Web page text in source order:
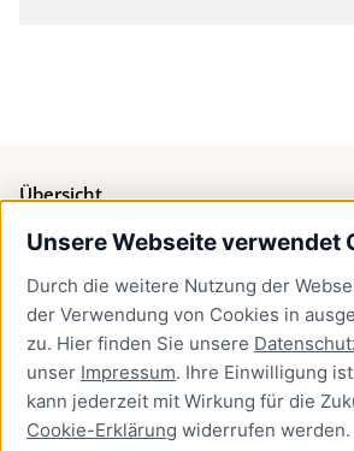
Unsere Webseite verwendet
Durch die weitere Nutzung der
der Verwendung von Cookies in
zu. Hier finden Sie unsere
unser Impressum. Ihre Einwilligung
kann jederzeit mit Wirkung für die
Cookie-Erklärung widerrufen werden.
Übersicht
Bürgerservice
Presse
Newsletter Lübeck:kompakt
Kontakt
Kontakt